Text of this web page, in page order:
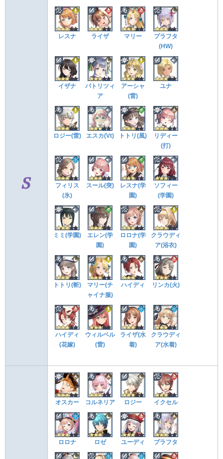
レスナ ライザ マリー
プラフタ
(HW)
イザナ
パトリツィ
ア
アーシャ
(雷)
ユナ
ロジー(雷) エスカ(Vt) トトリ(風)
リディー
(打)
フィリス
(氷)
スール(突)
レスナ(学
園)
ソフィー
(学園)
ミミ(学園)
エレン(学
園)
ロロナ(学
園)
クラウディ
ア(浴衣)
トトリ(斬)
マリー(チ
ャイナ服)
ハイディ リンカ(火)
ハイディ
(花嫁)
ウィルベル
(雷)
ライザ(水
着)
クラウディ
ア(水着)
オスカー コルネリア ロジー イクセル
ロロナ ロゼ ユーディ プラフタ